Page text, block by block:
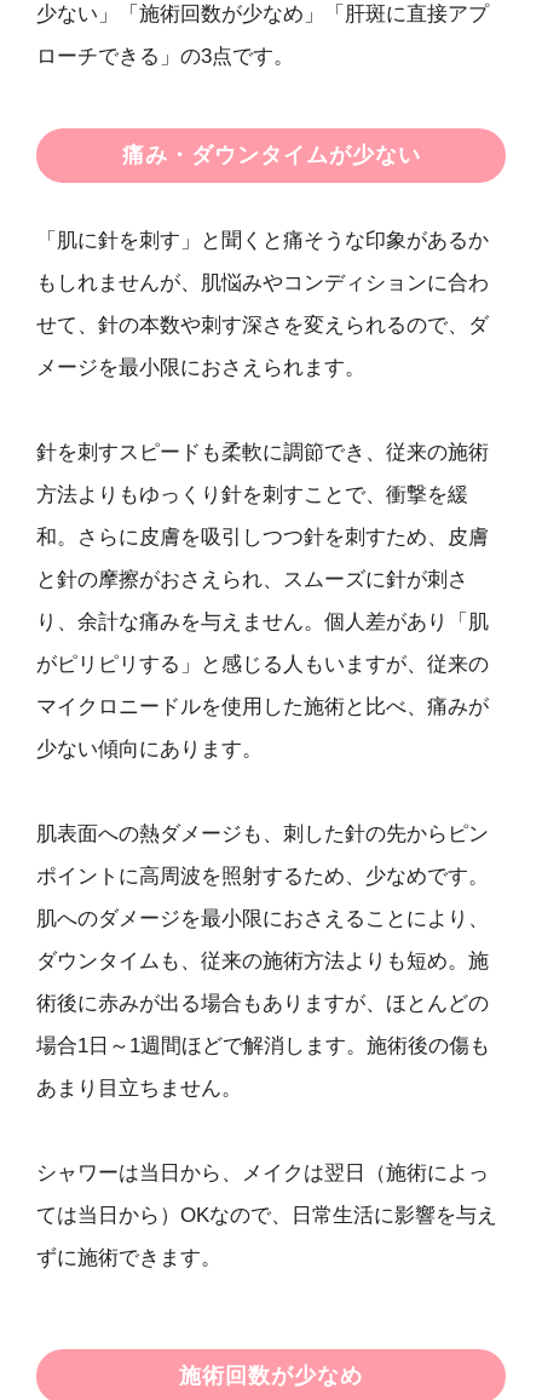
少ない」「施術回数が少なめ」「肝斑に直接アプ
ローチできる」の3点です。
痛み・ダウンタイムが少ない
「肌に針を刺す」と聞くと痛そうな印象があるか
もしれませんが、肌悩みやコンディションに合わ
せて、針の本数や刺す深さを変えられるので、ダ
メージを最小限におさえられます。
針を刺すスピードも柔軟に調節でき、従来の施術
方法よりもゆっくり針を刺すことで、衝撃を緩
和。さらに皮膚を吸引しつつ針を刺すため、皮膚
と針の摩擦がおさえられ、スムーズに針が刺さ
り、余計な痛みを与えません。個人差があり「肌
がピリピリする」と感じる人もいますが、従来の
マイクロニードルを使用した施術と比べ、痛みが
少ない傾向にあります。
肌表面への熱ダメージも、刺した針の先からピン
ポイントに高周波を照射するため、少なめです。
肌へのダメージを最小限におさえることにより、
ダウンタイムも、従来の施術方法よりも短め。施
術後に赤みが出る場合もありますが、ほとんどの
場合1日～1週間ほどで解消します。施術後の傷も
あまり目立ちません。
シャワーは当日から、メイクは翌日（施術によっ
ては当日から）OKなので、日常生活に影響を与え
ずに施術できます。
施術回数が少なめ